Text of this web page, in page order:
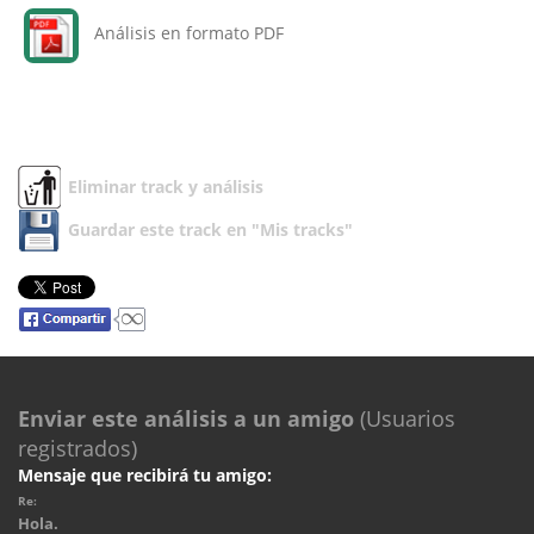
Análisis en formato PDF
Eliminar track y análisis
Guardar este track en "Mis tracks"
Enviar este análisis a un amigo (Usuarios
registrados)
Mensaje que recibirá tu amigo:
Re:
Hola.